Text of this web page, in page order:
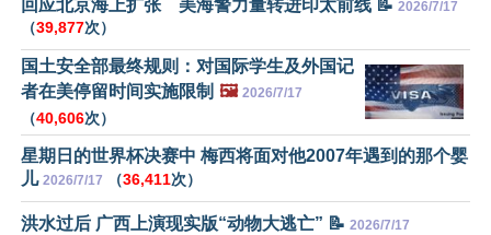
回应北京海上扩张 美海警力量转进印太前线 📝 2026/7/17
（39,877次）
国土安全部最终规则：对国际学生及外国记
者在美停留时间实施限制 🖼️ 2026/7/17
（40,606次）
星期日的世界杯决赛中 梅西将面对他2007年遇到的那个婴
儿 2026/7/17 （36,411次）
洪水过后 广西上演现实版“动物大逃亡” 📝 2026/7/17